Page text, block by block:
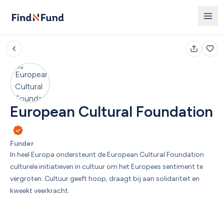
European Cultural Foundation
Funder
In heel Europa ondersteunt de European Cultural Foundation
culturele initiatieven in cultuur om het Europees sentiment te
vergroten. Cultuur geeft hoop, draagt bij aan solidariteit en
kweekt veerkracht.